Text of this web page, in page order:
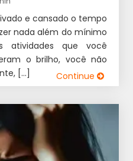
e cansado o tempo
nada além do mínimo
atividades que você
o brilho, você não
[…]
Continue